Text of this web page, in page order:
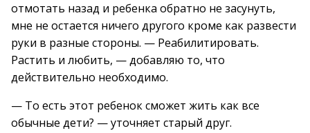
отмотать назад и ребенка обратно не засунуть,
мне не остается ничего другого кроме как развести
руки в разные стороны. — Реабилитировать.
Растить и любить, — добавляю то, что
действительно необходимо.
— То есть этот ребенок сможет жить как все
обычные дети? — уточняет старый друг.